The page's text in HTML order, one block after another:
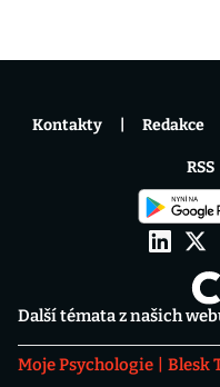
Další témata z našich
Moje Psychologie Blesk
Kontakty Redakce
RSS